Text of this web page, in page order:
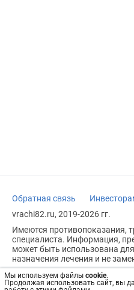
Мы используем файлы cookie.
Продолжая использовать сайт, вы
Обратная связь
vrachi82.ru, 2019-2026 гг.
Имеются противопоказания,
специалиста. Информация,
может быть использована
назначения лечения и не
Возрастное ограничение: 18+